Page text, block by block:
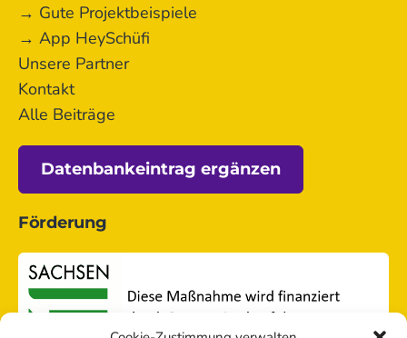
→ Gute Projektbeispiele
→ App HeySchüfi
Unsere Partner
Kontakt
Alle Beiträge
Datenbankeintrag ergänzen
Förderung